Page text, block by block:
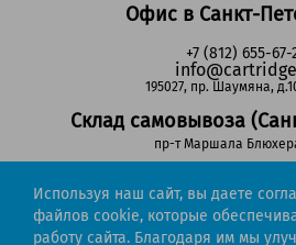
Офис в Санкт-
+7 (812) 655-67-
195027, пр. Шаумяна,
Склад самовывоза
пр-т Маршала
Регионы
Используя наш сайт, вы даете
файлов cookie, которые
работу сайта. Благодаря им мы